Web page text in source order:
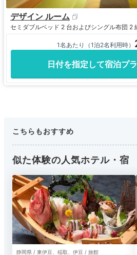
デザイン ルーム
セミダブルベッド 2 台およびシングル布団 2
1名あたり（1泊2名利用時）
日付を指定して宿泊プ
こちらもおすすめ
似た体験の人気ホテル・宿
静岡県 / 東伊豆、稲取、伊豆 / 旅館